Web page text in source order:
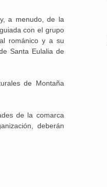
a menudo, de la
con el grupo
románico y a su
Santa Eulalia de
de Montaña
de la comarca
deberán